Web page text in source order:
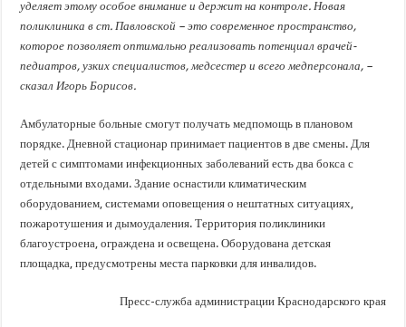
уделяет этому особое внимание и держит на контроле. Новая
поликлиника в ст. Павловской – это современное пространство,
которое позволяет оптимально реализовать потенциал врачей-
педиатров, узких специалистов, медсестер и всего медперсонала, –
сказал Игорь Борисов.
Амбулаторные больные смогут получать медпомощь в плановом
порядке. Дневной стационар принимает пациентов в две смены. Для
детей с симптомами инфекционных заболеваний есть два бокса с
отдельными входами. Здание оснастили климатическим
оборудованием, системами оповещения о нештатных ситуациях,
пожаротушения и дымоудаления. Территория поликлиники
благоустроена, ограждена и освещена. Оборудована детская
площадка, предусмотрены места парковки для инвалидов.
Пресс-служба администрации Краснодарского края